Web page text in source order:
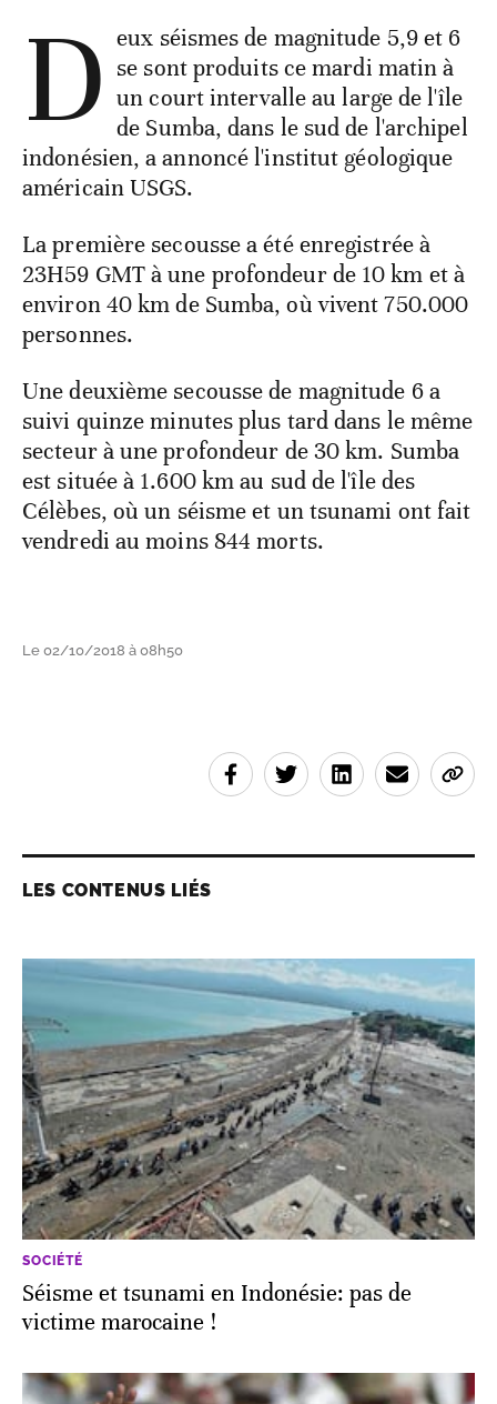
D eux séismes de magnitude 5,9 et 6
se sont produits ce mardi matin à
un court intervalle au large de l'île
de Sumba, dans le sud de l'archipel
indonésien, a annoncé l'institut géologique
américain USGS.
La première secousse a été enregistrée à
23H59 GMT à une profondeur de 10 km et à
environ 40 km de Sumba, où vivent 750.000
personnes.
Une deuxième secousse de magnitude 6 a
suivi quinze minutes plus tard dans le même
secteur à une profondeur de 30 km. Sumba
est située à 1.600 km au sud de l'île des
Célèbes, où un séisme et un tsunami ont fait
vendredi au moins 844 morts.
Le 02/10/2018 à 08h50
LES CONTENUS LIÉS
SOCIÉTÉ
Séisme et tsunami en Indonésie: pas de
victime marocaine !